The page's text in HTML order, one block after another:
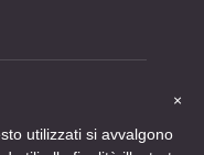
×
utilizzati si avvalgono